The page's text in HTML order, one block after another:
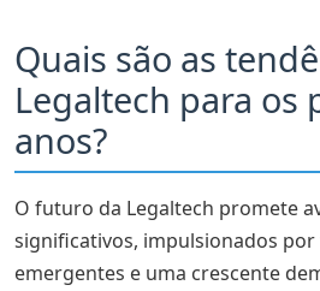
Quais são as
Legaltech para os
anos?
O futuro da Legaltech promete
significativos, impulsionados
emergentes e uma crescente